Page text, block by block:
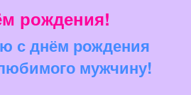
рождения!
с днём рождения
мужчину!